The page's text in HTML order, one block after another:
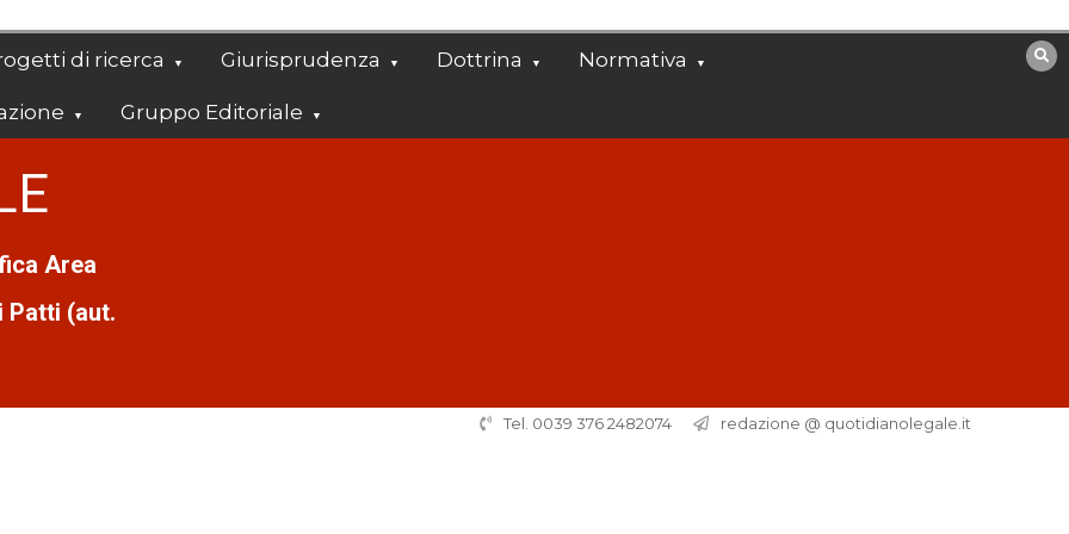
di ricerca Giurisprudenza Dottrina Normativa
Gruppo Editoriale
Area
Patti (aut.
Tel. 0039 376 2482074 redazione @ quotidianolegale.it